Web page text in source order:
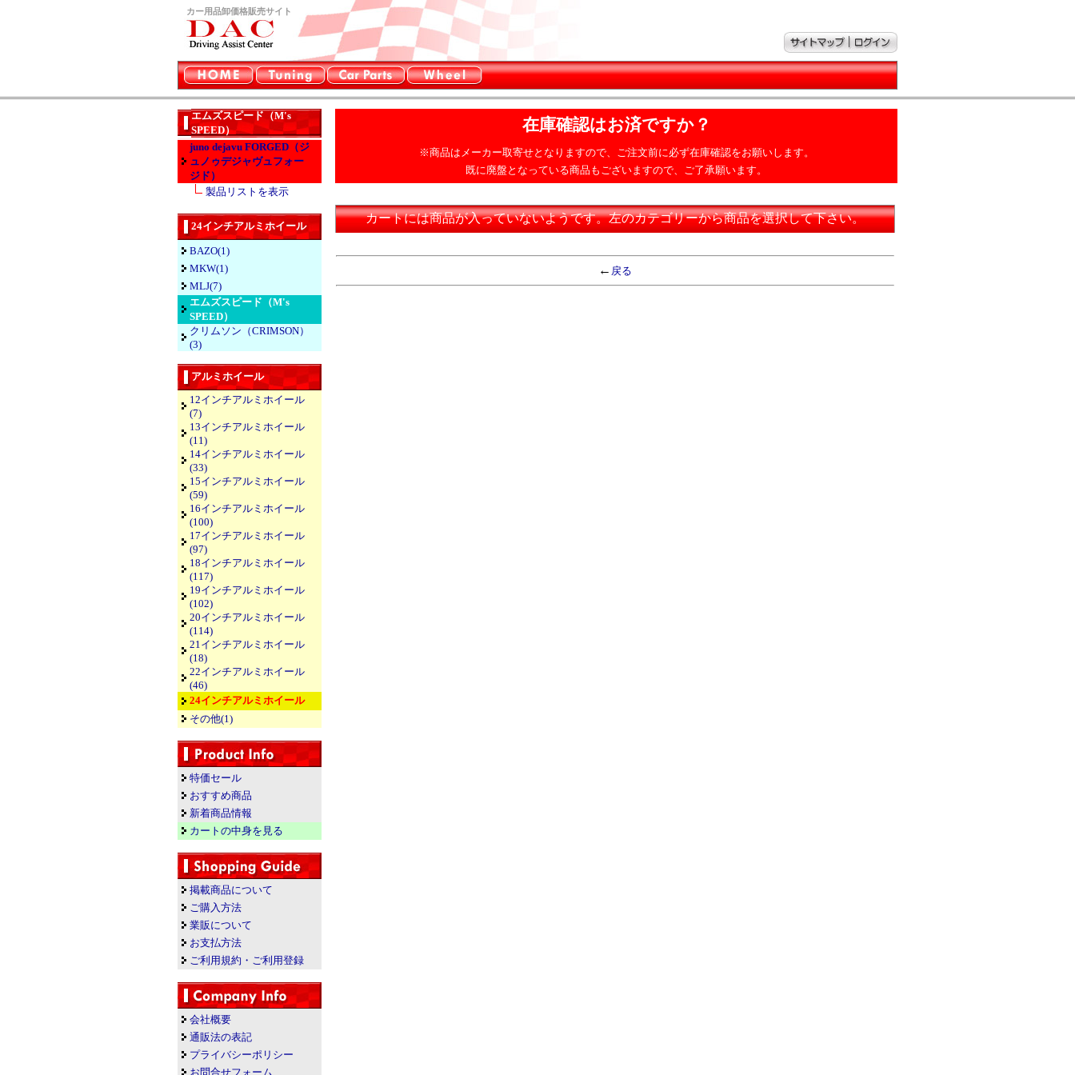
カー用品卸価格販売サイト
エムズスピード（M's
SPEED）
juno dejavu FORGED（ジ
ュノゥデジャヴュフォー
ジド）
製品リストを表示
24インチアルミホイール
BAZO(1)
MKW(1)
MLJ(7)
エムズスピード（M's
SPEED）
クリムソン（CRIMSON）
(3)
アルミホイール
12インチアルミホイール
(7)
13インチアルミホイール
(11)
14インチアルミホイール
(33)
15インチアルミホイール
(59)
16インチアルミホイール
(100)
17インチアルミホイール
(97)
18インチアルミホイール
(117)
19インチアルミホイール
(102)
20インチアルミホイール
(114)
21インチアルミホイール
(18)
22インチアルミホイール
(46)
24インチアルミホイール
その他(1)
特価セール
おすすめ商品
新着商品情報
カートの中身を見る
掲載商品について
ご購入方法
業販について
お支払方法
ご利用規約・ご利用登録
会社概要
通販法の表記
プライバシーポリシー
お問合せフォーム
在庫確認はお済ですか？
※商品はメーカー取寄せとなりますので、ご注文前に必ず在庫確認をお願いします。
既に廃盤となっている商品もございますので、ご了承願います。
カートには商品が入っていないようです。左のカテゴリーから商品を選択して下さい。
← 戻る